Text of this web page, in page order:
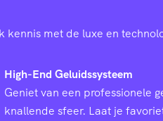
kennis met de luxe en
High-End Geluidssysteem
Geniet van een professionele
knallende sfeer. Laat je